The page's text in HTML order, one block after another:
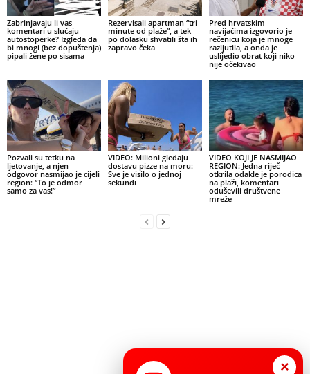
Zabrinjavaju li vas
komentari u slučaju
autostoperke? Izgleda da
bi mnogi (bez dopuštenja)
pipali žene po sisama
Rezervisali apartman “tri
minute od plaže”, a tek
po dolasku shvatili šta ih
zapravo čeka
Pred hrvatskim
navijačima izgovorio je
rečenicu koja je mnoge
razljutila, a onda je
uslijedio obrat koji niko
nije očekivao
Pozvali su tetku na
ljetovanje, a njen
odgovor nasmijao je cijeli
region: “To je odmor
samo za vas!”
VIDEO: Milioni gledaju
dostavu pizze na moru:
Sve je visilo o jednoj
sekundi
VIDEO KOJI JE NASMIJAO
REGION: Jedna riječ
otkrila odakle je porodica
na plaži, komentari
oduševili društvene
mreže
×